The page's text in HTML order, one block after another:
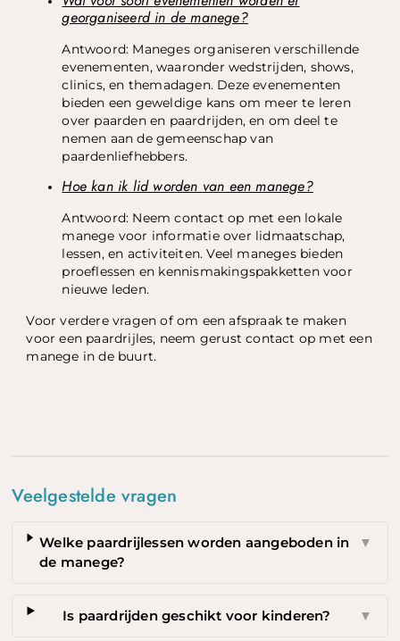
georganiseerd in de manege?
Antwoord: Maneges organiseren verschillende
evenementen, waaronder wedstrijden, shows,
clinics, en themadagen. Deze evenementen
bieden een geweldige kans om meer te leren
over paarden en paardrijden, en om deel te
nemen aan de gemeenschap van
paardenliefhebbers.
Hoe kan ik lid worden van een manege?
Antwoord: Neem contact op met een lokale
manege voor informatie over lidmaatschap,
lessen, en activiteiten. Veel maneges bieden
proeflessen en kennismakingspakketten voor
nieuwe leden.
Voor verdere vragen of om een afspraak te maken
voor een paardrijles, neem gerust contact op met een
manege in de buurt.
Veelgestelde vragen
Welke paardrijlessen worden aangeboden in
de manege?
▼
Is paardrijden geschikt voor kinderen? ▼